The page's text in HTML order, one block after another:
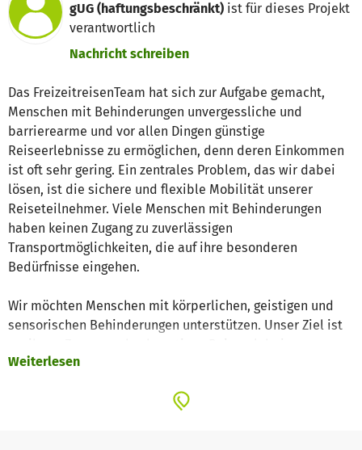
gUG (haftungsbeschränkt) ist für dieses Projekt
verantwortlich
Nachricht schreiben
Das FreizeitreisenTeam hat sich zur Aufgabe gemacht,
Menschen mit Behinderungen unvergessliche und
barrierearme und vor allen Dingen günstige
Reiseerlebnisse zu ermöglichen, denn deren Einkommen
ist oft sehr gering. Ein zentrales Problem, das wir dabei
lösen, ist die sichere und flexible Mobilität unserer
Reiseteilnehmer. Viele Menschen mit Behinderungen
haben keinen Zugang zu zuverlässigen
Transportmöglichkeiten, die auf ihre besonderen
Bedürfnisse eingehen.
Wir möchten Menschen mit körperlichen, geistigen und
sensorischen Behinderungen unterstützen. Unser Ziel ist
ermöglichen, die sie sonst vielleicht nicht erleben
sozialer Kontakte, die Stärkung der Selbständigkeit und
Weiterlesen